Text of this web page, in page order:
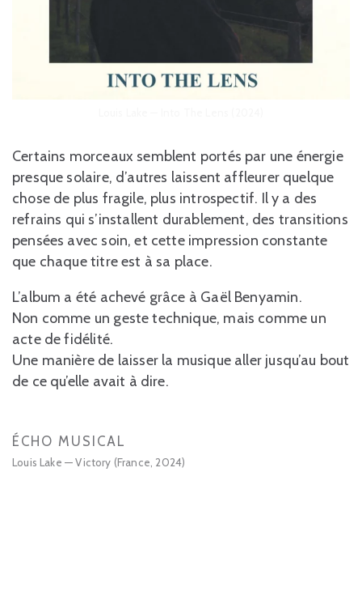
Certains morceaux semblent portés par une énergie
presque solaire, d’autres laissent affleurer quelque
chose de plus fragile, plus introspectif. Il y a des
refrains qui s’installent durablement, des transitions
pensées avec soin, et cette impression constante
que chaque titre est à sa place.
L’album a été achevé grâce à Gaël Benyamin.
Non comme un geste technique, mais comme un
acte de fidélité.
Une manière de laisser la musique aller jusqu’au bout
de ce qu’elle avait à dire.
ÉCHO MUSICAL
Louis Lake — Victory (France, 2024)